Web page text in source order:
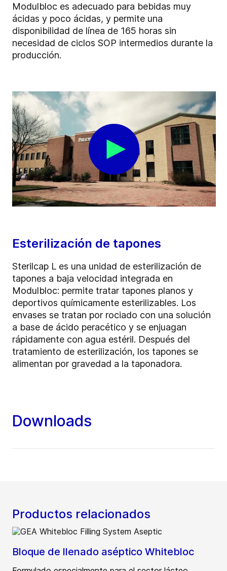
Modulbloc es adecuado para bebidas muy
ácidas y poco ácidas, y permite una
disponibilidad de línea de 165 horas sin
necesidad de ciclos SOP intermedios durante la
producción.
Esterilización de tapones
Sterilcap L es una unidad de esterilización de
tapones a baja velocidad integrada en
Modulbloc: permite tratar tapones planos y
deportivos químicamente esterilizables. Los
envases se tratan por rociado con una solución
a base de ácido peracético y se enjuagan
rápidamente con agua estéril. Después del
tratamiento de esterilización, los tapones se
alimentan por gravedad a la taponadora.
Downloads
Productos relacionados
Bloque de llenado aséptico Whitebloc